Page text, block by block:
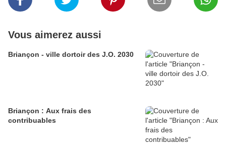
Vous aimerez aussi
Briançon - ville dortoir des J.O. 2030
Briançon : Aux frais des
contribuables